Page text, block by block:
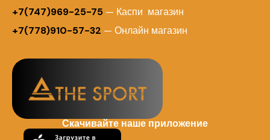
+7(747)969-25-75 — Каспи магазин
+7(778)910-57-32 — Онлайн магазин
Скачивайте наше приложение